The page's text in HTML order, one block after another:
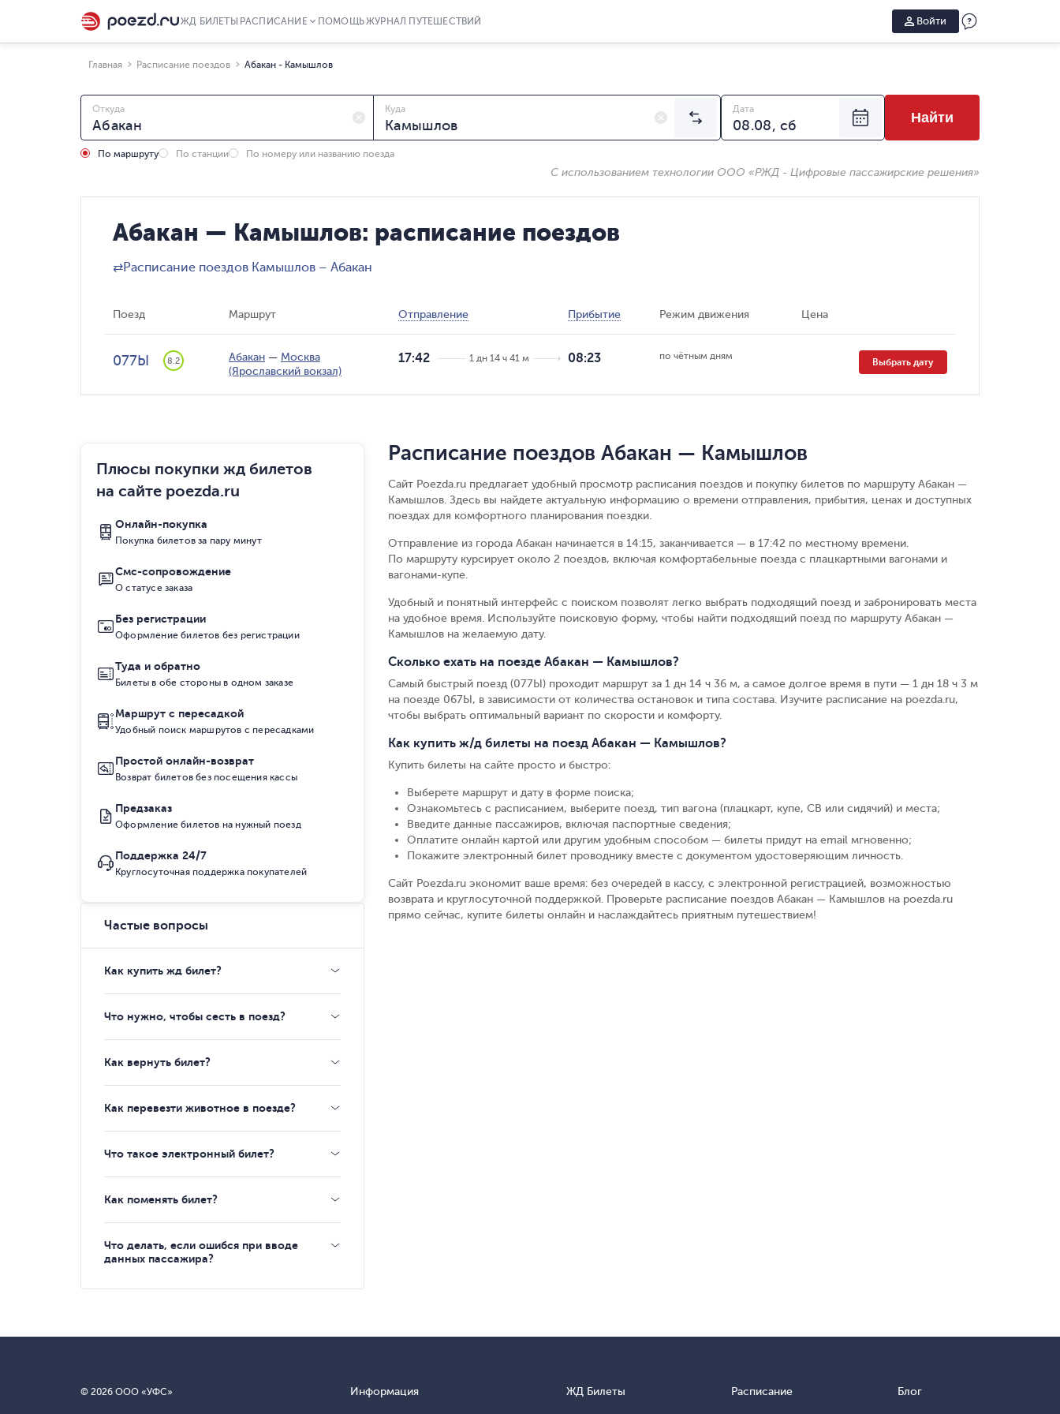
ЖД БИЛЕТЫ РАСПИСАНИЕ ПОМОЩЬЖУРНАЛ ПУТЕШЕСТВИЙ Войти
Главная Расписание поездов Абакан - Камышлов
Откуда Куда
По маршруту По станции По номеру или названию поезда
Дата
Найти
С использованием технологии ООО «РЖД - Цифровые пассажирские решения»
Абакан — Камышлов: расписание поездов
⇄Расписание поездов Камышлов – Абакан
Поезд Маршрут Отправление Прибытие Режим движения Цена
077Ы 8.2 Абакан — Москва
(Ярославский вокзал)
17:42 1 дн 14 ч 41 м 08:23 по чётным дням
Выбрать дату
Расписание поездов Абакан — Камышлов
Сайт Poezda.ru предлагает удобный просмотр расписания поездов и покупку билетов по маршруту Абакан —
Камышлов. Здесь вы найдете актуальную информацию о времени отправления, прибытия, ценах и доступных
поездах для комфортного планирования поездки.
Отправление из города Абакан начинается в 14:15, заканчивается — в 17:42 по местному времени.
По маршруту курсирует около 2 поездов, включая комфортабельные поезда с плацкартными вагонами и
вагонами-купе.
Удобный и понятный интерфейс с поиском позволят легко выбрать подходящий поезд и забронировать места
на удобное время. Используйте поисковую форму, чтобы найти подходящий поезд по маршруту Абакан —
Камышлов на желаемую дату.
Сколько ехать на поезде Абакан — Камышлов?
Самый быстрый поезд (077Ы) проходит маршрут за 1 дн 14 ч 36 м, а самое долгое время в пути — 1 дн 18 ч 3 м
на поезде 067Ы, в зависимости от количества остановок и типа состава. Изучите расписание на poezda.ru,
чтобы выбрать оптимальный вариант по скорости и комфорту.
Как купить ж/д билеты на поезд Абакан — Камышлов?
Купить билеты на сайте просто и быстро:
Выберете маршрут и дату в форме поиска;
Ознакомьтесь с расписанием, выберите поезд, тип вагона (плацкарт, купе, СВ или сидячий) и места;
Введите данные пассажиров, включая паспортные сведения;
Оплатите онлайн картой или другим удобным способом — билеты придут на email мгновенно;
Покажите электронный билет проводнику вместе с документом удостоверяющим личность.
Сайт Poezda.ru экономит ваше время: без очередей в кассу, с электронной регистрацией, возможностью
возврата и круглосуточной поддержкой. Проверьте расписание поездов Абакан — Камышлов на poezda.ru
прямо сейчас, купите билеты онлайн и наслаждайтесь приятным путешествием!
Плюсы покупки жд билетов
на сайте poezda.ru
Онлайн-покупка
Покупка билетов за пару минут
Смс-сопровождение
О статусе заказа
Без регистрации
Оформление билетов без регистрации
Туда и обратно
Билеты в обе стороны в одном заказе
Маршрут с пересадкой
Удобный поиск маршрутов с пересадками
Простой онлайн-возврат
Возврат билетов без посещения кассы
Предзаказ
Оформление билетов на нужный поезд
Поддержка 24/7
Круглосуточная поддержка покупателей
Частые вопросы
Как купить жд билет?
Что нужно, чтобы сесть в поезд?
Как вернуть билет?
Как перевезти животное в поезде?
Что такое электронный билет?
Как поменять билет?
Что делать, если ошибся при вводе
данных пассажира?
© 2026 ООО «УФС» Информация ЖД Билеты Расписание Блог